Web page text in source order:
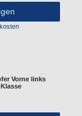
Vorne links